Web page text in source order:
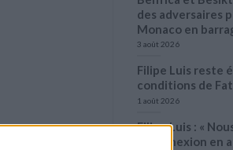
des adversaires
Monaco en
3 août 2026
Filipe Luis reste
conditions de
1 août 2026
Filipe Luis : «
la connexion en